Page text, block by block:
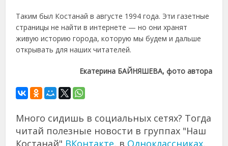
Таким был Костанай в августе 1994 года. Эти газетные
страницы не найти в интернете — но они хранят
живую историю города, которую мы будем и дальше
открывать для наших читателей.
Екатерина БАЙНЯШЕВА, фото автора
Много сидишь в социальных сетях? Тогда
читай полезные новости в группах "Наш
Костанай" ВКонтакте, в Одноклассниках,